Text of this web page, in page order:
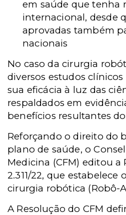
em saúde que tenha
internacional, desde
aprovadas também
nacionais
No caso da cirurgia
diversos estudos
sua eficácia à luz das
respaldados em
benefícios resultantes
Reforçando o direito do
plano de saúde, o
Medicina (CFM) editou a
2.311/22, que estabelece
cirurgia robótica (Robô-
A Resolução do CFM